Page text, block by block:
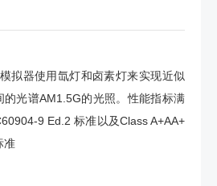
拟器使用氙灯和卤素灯来实现近似
光谱AM1.5G的光照。性能指标满
9 Ed.2 标准以及Class A+AA+
准